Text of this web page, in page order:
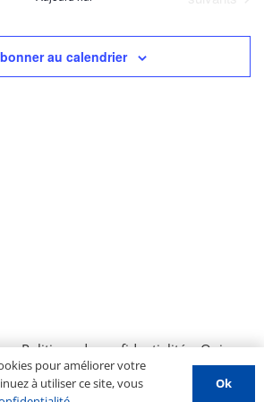
au calendrier
–Politique de confidentialité–Qui
–Contactez-nous –Espace PROS
un évènement
pour améliorer votre
à utiliser ce site, vous
Ok